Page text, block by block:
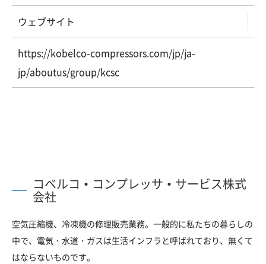
ウェブサイト
https://kobelco-compressors.com/jp/ja-
jp/aboutus/group/kcsc
コベルコ・コンプレッサ・サービス株式
会社
空気圧縮機、冷凍機の修理販売業務。一般的に私たちの暮らしの
中で、電気・水道・ガスは生活インフラと呼ばれており、無くて
はならないものです。